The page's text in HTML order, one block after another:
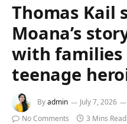
Thomas Kail
Moana’s
with families
teenage
Byadmin July 7, 2026
No Comments
3 Mins Read